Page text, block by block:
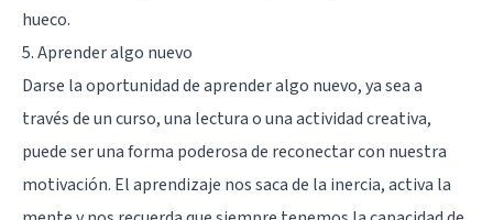
hueco.
5. Aprender algo nuevo
Darse la oportunidad de aprender algo nuevo, ya sea a
través de un curso, una lectura o una actividad creativa,
puede ser una forma poderosa de reconectar con nuestra
motivación. El aprendizaje nos saca de la inercia, activa la